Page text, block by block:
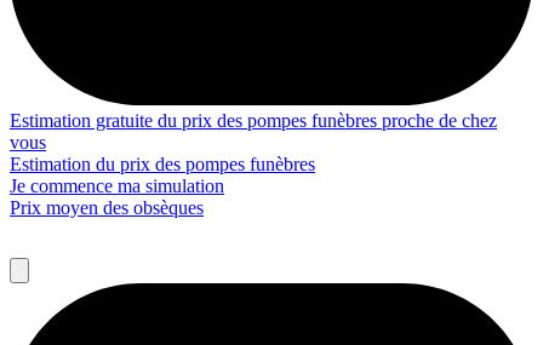
Estimation gratuite du prix des pompes funèbres proche de chez
vous
Estimation du prix des pompes funèbres
Je commence ma simulation
Prix moyen des obsèques